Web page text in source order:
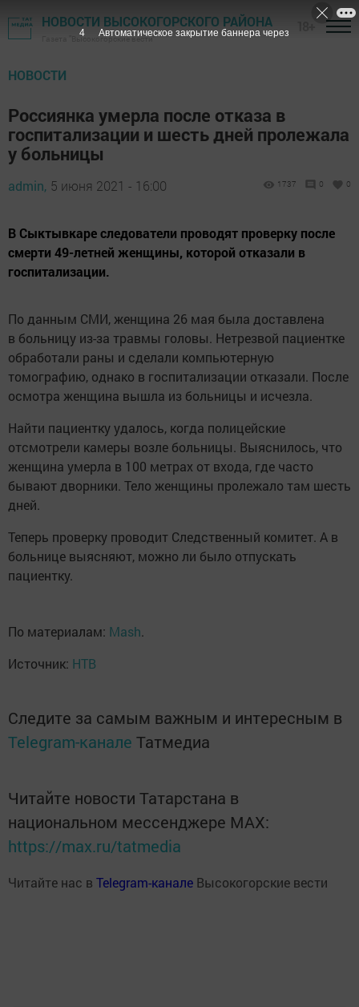
НОВОСТИ ВЫСОКОГОРСКОГО РАЙОНА
Газета "Высокогорские вести"
НОВОСТИ
Россиянка умерла после отказа в
госпитализации и шесть дней пролежала
у больницы
admin, 5 июня 2021 - 16:00 1737 0 0
В Сыктывкаре следователи проводят проверку после
смерти 49-летней женщины, которой отказали в
госпитализации.
По данным СМИ, женщина 26 мая была доставлена
в больницу из-за травмы головы. Нетрезвой пациентке
обработали раны и сделали компьютерную
томографию, однако в госпитализации отказали. После
осмотра женщина вышла из больницы и исчезла.
Найти пациентку удалось, когда полицейские
отсмотрели камеры возле больницы. Выяснилось, что
женщина умерла в 100 метрах от входа, где часто
бывают дворники. Тело женщины пролежало там шесть
дней.
Теперь проверку проводит Следственный комитет. А в
больнице выясняют, можно ли было отпускать
пациентку.
По материалам: Mash.
Источник: НТВ
Следите за самым важным и интересным в
Telegram-канале Татмедиа
Читайте новости Татарстана в
национальном мессенджере MАХ:
https://max.ru/tatmedia
Читайте нас в Telegram-канале Высокогорские вести
3 Автоматическое закрытие баннера через